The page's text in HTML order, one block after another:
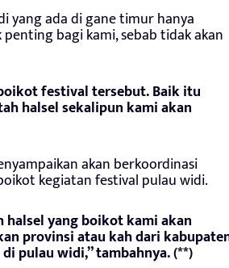
yang ada di gane timur hanya
bagi kami, sebab tidak akan
festival tersebut. Baik itu
halsel sekalipun kami akan
akan berkoordinasi
kegiatan festival pulau widi.
yang boikot kami akan
provinsi atau kah dari
pulau widi,” tambahnya. (**)